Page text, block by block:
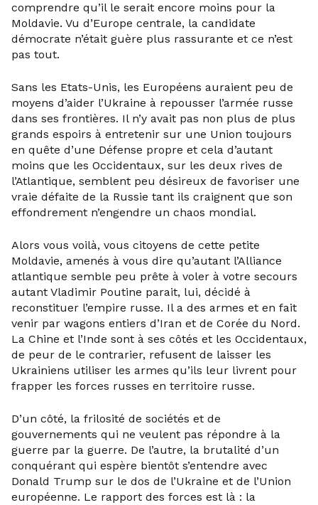
comprendre qu’il le serait encore moins pour la
Moldavie. Vu d’Europe centrale, la candidate
démocrate n’était guère plus rassurante et ce n’est
pas tout.
Sans les Etats-Unis, les Européens auraient peu de
moyens d’aider l’Ukraine à repousser l’armée russe
dans ses frontières. Il n’y avait pas non plus de plus
grands espoirs à entretenir sur une Union toujours
en quête d’une Défense propre et cela d’autant
moins que les Occidentaux, sur les deux rives de
l’Atlantique, semblent peu désireux de favoriser une
vraie défaite de la Russie tant ils craignent que son
effondrement n’engendre un chaos mondial.
Alors vous voilà, vous citoyens de cette petite
Moldavie, amenés à vous dire qu’autant l’Alliance
atlantique semble peu prête à voler à votre secours
autant Vladimir Poutine parait, lui, décidé à
reconstituer l’empire russe. Il a des armes et en fait
venir par wagons entiers d’Iran et de Corée du Nord.
La Chine et l’Inde sont à ses côtés et les Occidentaux,
de peur de le contrarier, refusent de laisser les
Ukrainiens utiliser les armes qu’ils leur livrent pour
frapper les forces russes en territoire russe.
D’un côté, la frilosité de sociétés et de
gouvernements qui ne veulent pas répondre à la
guerre par la guerre. De l’autre, la brutalité d’un
conquérant qui espère bientôt s’entendre avec
Donald Trump sur le dos de l’Ukraine et de l’Union
européenne. Le rapport des forces est là : la